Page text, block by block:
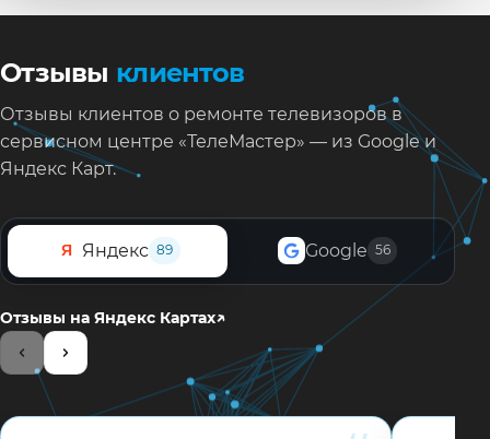
Отзывы клиентов
Отзывы клиентов о ремонте телевизоров в
сервисном центре «ТелеМастер» — из Google и
Яндекс Карт.
Я Яндекс 89 Google 56
Отзывы на Яндекс Картах↗